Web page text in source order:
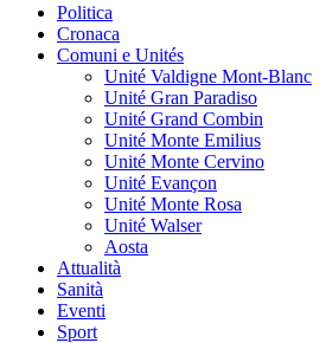
Politica
Cronaca
Comuni e Unités
Unité Valdigne Mont-Blanc
Unité Gran Paradiso
Unité Grand Combin
Unité Monte Emilius
Unité Monte Cervino
Unité Evançon
Unité Monte Rosa
Unité Walser
Aosta
Attualità
Sanità
Eventi
Sport